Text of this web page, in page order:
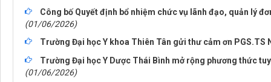
Công bố Quyết định bổ nhiệm chức vụ lãnh đạo, quản lý
(01/06/2026)
Trường Đại học Y khoa Thiên Tân gửi thư cảm ơn PGS.TS
Trường Đại học Y Dược Thái Bình mở rộng phương thức
(01/06/2026)